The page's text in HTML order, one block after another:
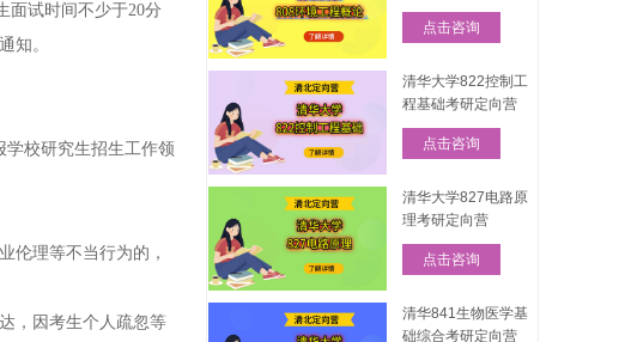
面试时间不少于20分
知。
校研究生招生工作领
伦理等不当行为的，
，因考生个人疏忽等
点击咨询
清华大学822控制工
程基础考研定向营
点击咨询
清华大学827电路原
理考研定向营
点击咨询
清华841生物医学基
础综合考研定向营